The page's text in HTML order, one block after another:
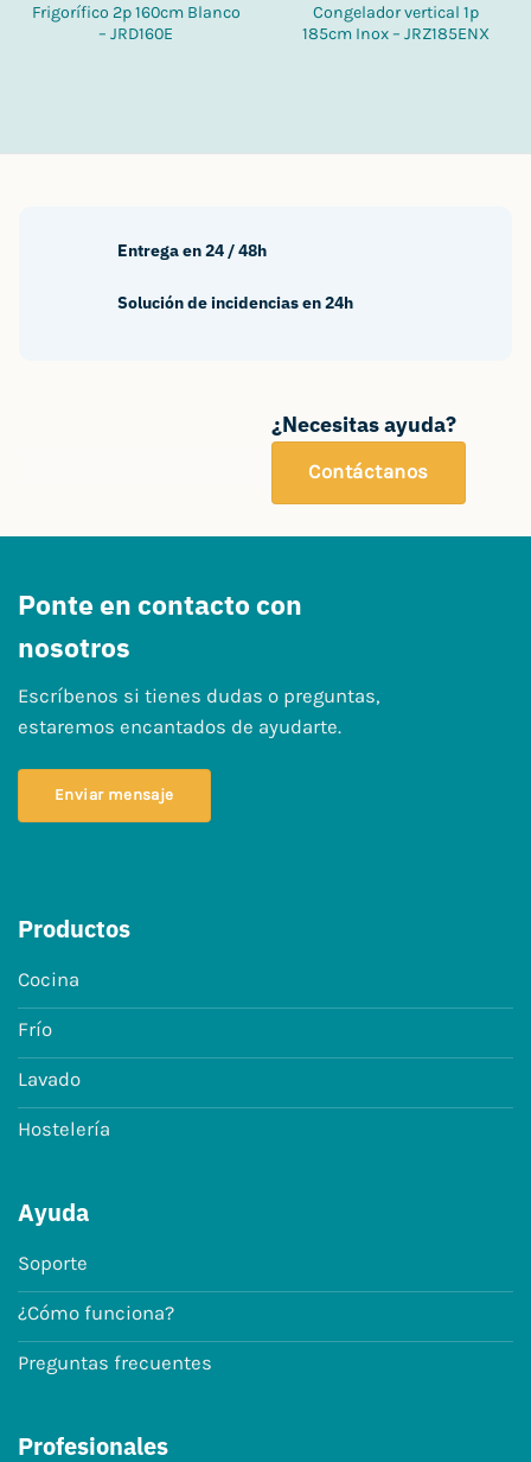
Frigorífico 2p 160cm Blanco
– JRD160E
Congelador vertical 1p
185cm Inox – JRZ185ENX
¿Necesitas ayuda?
Contáctanos
Entrega en 24 / 48h
Solución de incidencias en 24h
Ponte en contacto con
nosotros
Escríbenos si tienes dudas o preguntas,
estaremos encantados de ayudarte.
Enviar mensaje
Productos
Cocina
Frío
Lavado
Hostelería
Ayuda
Soporte
¿Cómo funciona?
Preguntas frecuentes
Profesionales